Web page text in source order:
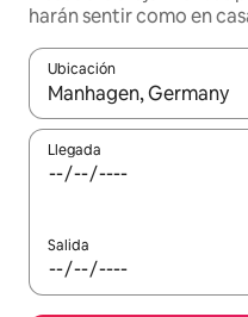
harán sentir como en
Ubicación
Cuando los resultados
Llegada
Salida